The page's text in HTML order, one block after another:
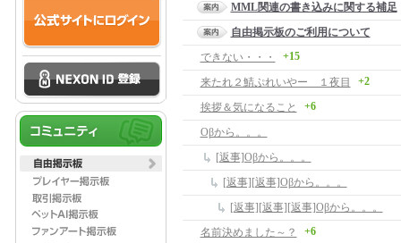
MML関連の書き込みに関する補足
自由掲示板のご利用について
できない・・・
+15
来たれ２鯖ぷれいやー １夜目 +2
挨拶＆気になること +6
Oβから。。。
[返事]Oβから。。。
[返事][返事]Oβから。。。
[返事][返事][返事]Oβから。。。
名前決めました～？
+6